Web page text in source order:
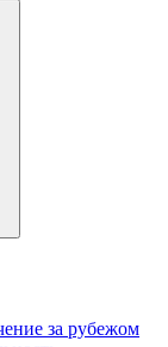
за рубежом